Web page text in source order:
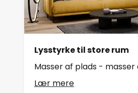
Lysstyrke til store rum
Masser af plads -
Lær mere